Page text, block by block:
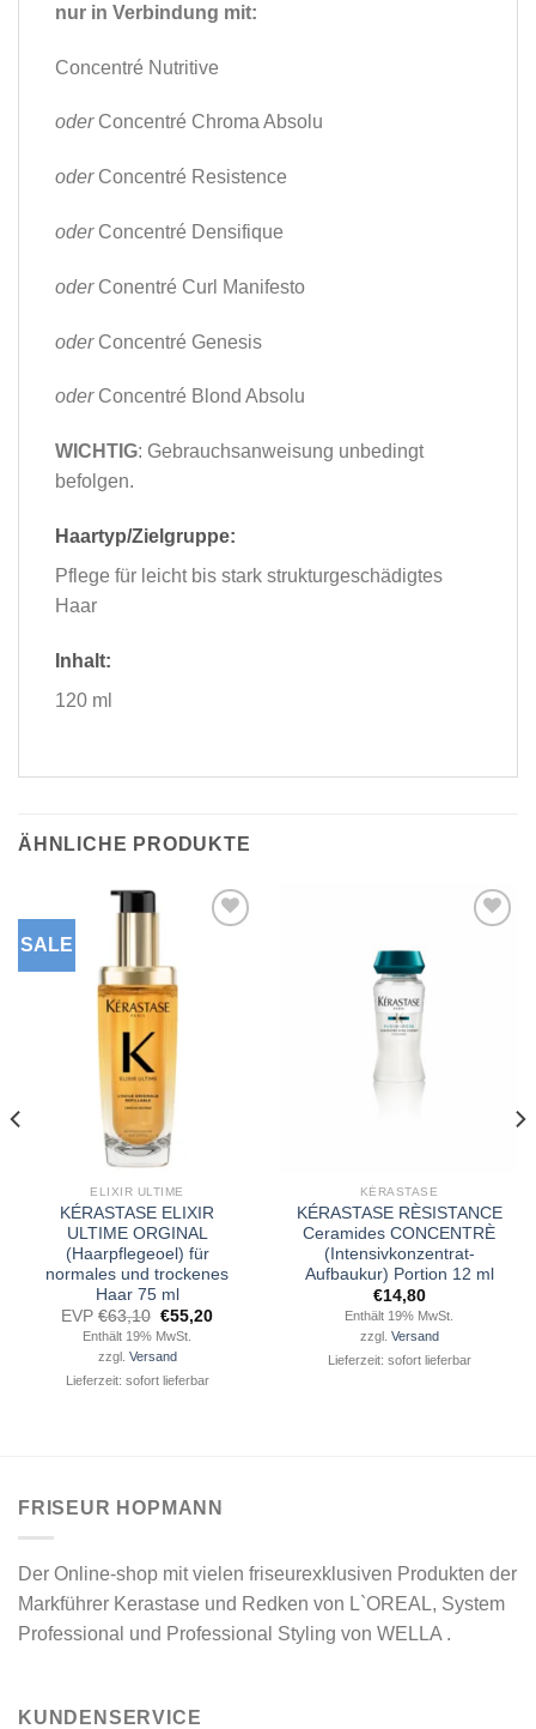
nur in Verbindung mit:
Concentré Nutritive
oderConcentré Chroma Absolu
oderConcentré Resistence
oderConcentré Densifique
oderConentré Curl Manifesto
oderConcentré Genesis
oderConcentré Blond Absolu
WICHTIG: Gebrauchsanweisung unbedingt
befolgen.
Haartyp/Zielgruppe:
Pflege für leicht bis stark strukturgeschädigtes
Haar
Inhalt:
120 ml
ÄHNLICHE PRODUKTE
SALE
Wunschliste
hinzufügen
ELIXIR ULTIME
KÉRASTASE ELIXIR
ULTIME ORGINAL
(Haarpflegeoel) für
normales und trockenes
Haar 75 ml
EVP €63,10 Ursprünglicher
Preis
war:
€63,10
€55,20Aktueller
Enthält 19% MwSt.
zzgl. Versand
Lieferzeit: sofort lieferbar
KÉRASTASE
KÉRASTASE RÈSISTANCE
Ceramides CONCENTRÈ
(Intensivkonzentrat-
Aufbaukur) Portion 12 ml
€14,80
Enthält 19% MwSt.
zzgl. Versand
Lieferzeit: sofort lieferbar
FRISEUR HOPMANN
Der Online-shop mit vielen friseurexklusiven Produkten der
Markführer Kerastase und Redken von L`OREAL, System
Professional und Professional Styling von WELLA .
KUNDENSERVICE